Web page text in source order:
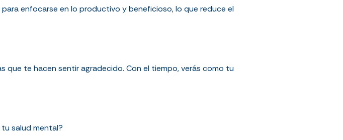
enfocarse en lo productivo y beneficioso, lo que reduce el
que te hacen sentir agradecido. Con el tiempo, verás como tu
salud mental?